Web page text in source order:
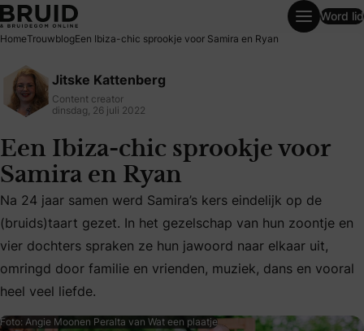
Een Ibiza-chic sprookje voor Samira en Ryan
Word lid
HomeTrouwblogEen Ibiza-chic sprookje voor Samira en Ryan
Jitske Kattenberg
Content creator
dinsdag, 26 juli 2022
Een Ibiza-chic sprookje voor
Samira en Ryan
Na 24 jaar samen werd Samira’s kers eindelijk op de
Na 24 jaar samen werd Samira’s kers eindelijk op de
(bruids)taart gezet. In het gezelschap van hun zoontje en
vier dochters spraken ze hun jawoord naar elkaar uit,
omringd door familie en vrienden, muziek, dans en vooral
heel veel liefde.
Foto: Angie Moonen Peralta van Wat een plaatje